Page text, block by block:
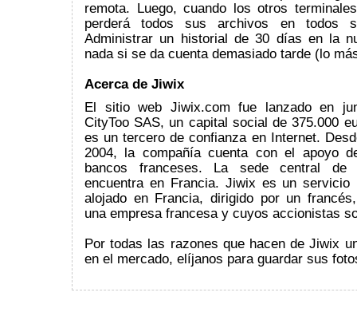
remota. Luego, cuando los otros
perderá todos sus archivos en todos
Administrar un historial de 30 días en la
nada si se da cuenta demasiado tarde (lo
Acerca de Jiwix
El sitio web Jiwix.com fue lanzado en
CityToo SAS, un capital social de 375.000
es un tercero de confianza en Internet.
2004, la compañía cuenta con el apoyo
bancos franceses. La sede central
encuentra en Francia. Jiwix es un servicio
alojado en Francia, dirigido por un
una empresa francesa y cuyos accionistas
Por todas las razones que hacen de Jiwix
en el mercado, elíjanos para guardar sus